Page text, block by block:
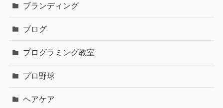
ブランディング
ブログ
プログラミング教室
プロ野球
ヘアケア